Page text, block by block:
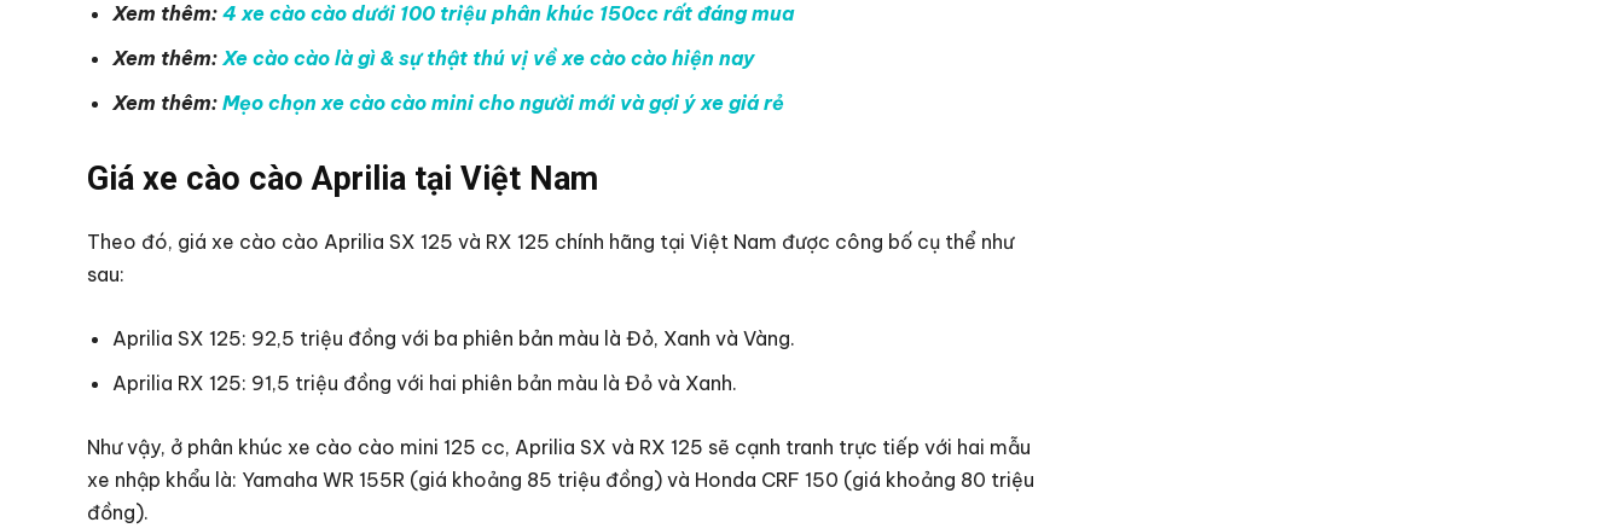
Xem thêm: 4 xe cào cào dưới 100 triệu phân khúc 150cc rất đáng mua
Xem thêm: Xe cào cào là gì & sự thật thú vị về xe cào cào hiện nay
Xem thêm: Mẹo chọn xe cào cào mini cho người mới và gợi ý xe giá rẻ
Giá xe cào cào Aprilia tại Việt Nam
Theo đó, giá xe cào cào Aprilia SX 125 và RX 125 chính hãng tại Việt Nam được công bố cụ thể như
sau:
Aprilia SX 125: 92,5 triệu đồng với ba phiên bản màu là Đỏ, Xanh và Vàng.
Aprilia RX 125: 91,5 triệu đồng với hai phiên bản màu là Đỏ và Xanh.
Như vậy, ở phân khúc xe cào cào mini 125 cc, Aprilia SX và RX 125 sẽ cạnh tranh trực tiếp với hai mẫu
xe nhập khẩu là: Yamaha WR 155R (giá khoảng 85 triệu đồng) và Honda CRF 150 (giá khoảng 80 triệu
đồng).